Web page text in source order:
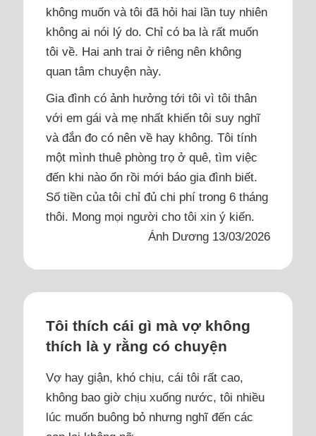
không muốn và tôi đã hỏi hai lần tuy nhiên
không ai nói lý do. Chỉ có ba là rất muốn
tôi về. Hai anh trai ở riêng nên không
quan tâm chuyện này.
Gia đình có ảnh hưởng tới tôi vì tôi thân
với em gái và mẹ nhất khiến tôi suy nghĩ
và đắn đo có nên về hay không. Tôi tính
một mình thuê phòng trọ ở quê, tìm việc
đến khi nào ổn rồi mới báo gia đình biết.
Số tiền của tôi chỉ đủ chi phí trong 6 tháng
thôi. Mong mọi người cho tôi xin ý kiến.
Ánh Dương 13/03/2026
Tôi thích cái gì mà vợ không
thích là y rằng có chuyện
Vợ hay giận, khó chịu, cái tôi rất cao,
không bao giờ chịu xuống nước, tôi nhiều
lúc muốn buông bỏ nhưng nghĩ đến các